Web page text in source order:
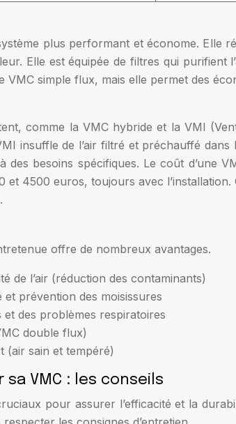
plus performant et économe. Elle
Elle est équipée de filtres qui
VMC simple flux, mais elle permet des
comme la VMC hybride et la VMI
insuffle de l’air filtré et préchauffé
des besoins spécifiques. Le coût d’une
et 4500 euros, toujours avec
offre de nombreux avantages.
de l’air (réduction des contaminants)
et prévention des moisissures
et des problèmes respiratoires
double flux)
(air sain et tempéré)
VMC : les conseils
pour assurer l’efficacité et la